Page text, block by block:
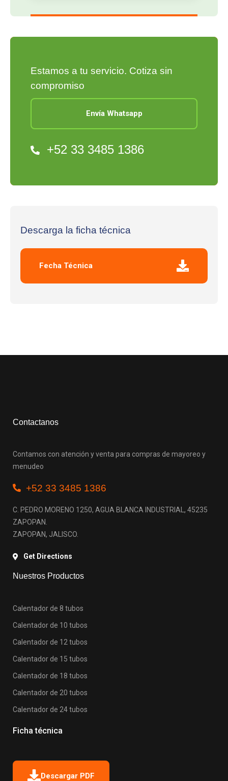
Estamos a tu servicio. Cotiza sin
compromiso
Envía Whatsapp
+52 33 3485 1386
Descarga la ficha técnica
Fecha Técnica
Contactanos
Contamos con atención y venta para compras de mayoreo y
menudeo
+52 33 3485 1386
C. PEDRO MORENO 1250, AGUA BLANCA INDUSTRIAL, 45235
ZAPOPAN.
ZAPOPAN, JALISCO.
Get Directions
Nuestros Productos
Calentador de 8 tubos
Calentador de 10 tubos
Calentador de 12 tubos
Calentador de 15 tubos
Calentador de 18 tubos
Calentador de 20 tubos
Calentador de 24 tubos
Ficha técnica
Descargar PDF